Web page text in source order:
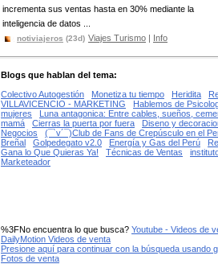
incrementa sus ventas hasta en 30% mediante la
inteligencia de datos ...
notiviajeros (23d) Viajes Turismo | Info
Blogs que hablan del tema:
Colectivo Autogestión
Monetiza tu tiempo Heridita
VILLAVICENCIO - MARKETING
Hablemos de
mujeres
Luna antagonica: Entre cables, sueños,
mamá
Cierras la puerta por fuera
Diseno y
Negocios
(¯`v´¯)Club de Fans de Crepúsculo en el
Breñal
Golpedegato v2.0 Energía y Gas del Perú
Gana lo Que Quieras Ya!
Técnicas de Ventas
Marketeador
%3FNo encuentra lo que busca? Youtube - Videos de
DailyMotion Videos de venta
Presione aquí para continuar con la búsqueda usando
Fotos de venta